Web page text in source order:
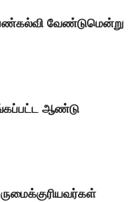
வேண்டுமென்று
ஆண்டு